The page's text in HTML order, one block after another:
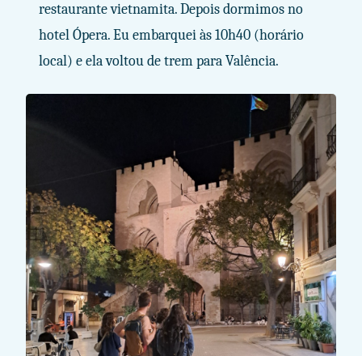
restaurante vietnamita. Depois dormimos no
hotel Ópera. Eu embarquei às 10h40 (horário
local) e ela voltou de trem para Valência.